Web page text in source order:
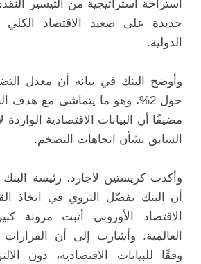
استراحة استراتيجية من التيسير
جديدة على صعيد الاقتصاد الكلي
الدولية.
وأوضح البنك في بيانه أن معدل
حول 2%، وهو ما يتماشى مع هدف
مضيفًا أن البيانات الاقتصادية الواردة
السابق بشأن اتجاهات التضخم.
وأكدت كريستين لاجارد، رئيسة البنك
أن البنك يفضّل التروي في اتخاذ
الاقتصاد الأوروبي أثبت مرونة
العالمية. وأشارت إلى أن
وفقًا للبيانات الاقتصادية، دون